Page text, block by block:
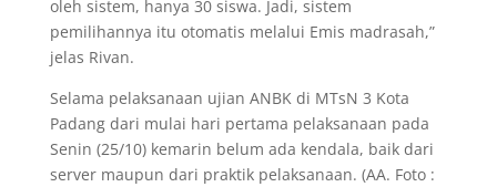
oleh sistem, hanya 30 siswa. Jadi, sistem
pemilihannya itu otomatis melalui Emis madrasah,”
jelas Rivan.
Selama pelaksanaan ujian ANBK di MTsN 3 Kota
Padang dari mulai hari pertama pelaksanaan pada
Senin (25/10) kemarin belum ada kendala, baik dari
server maupun dari praktik pelaksanaan. (AA. Foto :